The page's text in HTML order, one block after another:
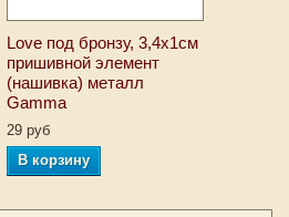
Love под бронзу, 3,4х1см
пришивной элемент
(нашивка) металл
Gamma
29 руб
В корзину